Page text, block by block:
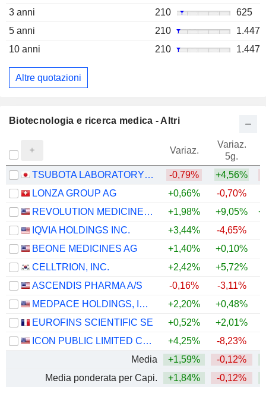
3 anni
210
625
5 anni
210
1.447
10 anni
210 1.447
Altre quotazioni
Biotecnologia e ricerca medica - Altri
Variaz.
Variaz.
5g.
TSUBOTA LABORATORY INCORPORATED -0,79% +4,56%
LONZA GROUP AG
+0,66% -0,70%
REVOLUTION MEDICINES, INC.
+1,98% +9,05%
IQVIA HOLDINGS INC.
+3,44% -4,65%
BEONE MEDICINES AG
+1,40% +0,10%
CELLTRION, INC.
+2,42% +5,72%
ASCENDIS PHARMA A/S
-0,16%
-3,11%
MEDPACE HOLDINGS, INC.
+2,20% +0,48%
EUROFINS SCIENTIFIC SE
+0,52% +2,01%
ICON PUBLIC LIMITED COMPANY
+4,25% -8,23%
Media
+1,59% -0,12%
Media ponderata per Capi.
+1,84% -0,12%